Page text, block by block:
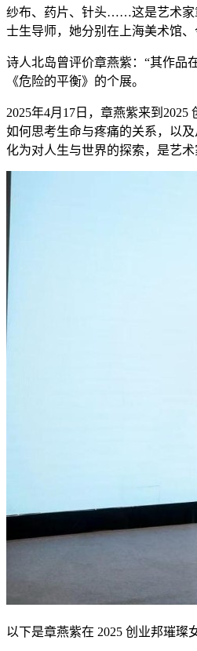
纱布、药片、针头……这是艺术家
士生导师，她分别在上海美术馆
诗人北岛曾评价章燕紫：“其作品
《危险的平衡》的个展。
2025年4月17日，章燕紫来到
如何思考生命与疼痛的关系，以
化为对人生与世界的探索，是艺
以下是章燕紫在 2025 创业邦璀璨